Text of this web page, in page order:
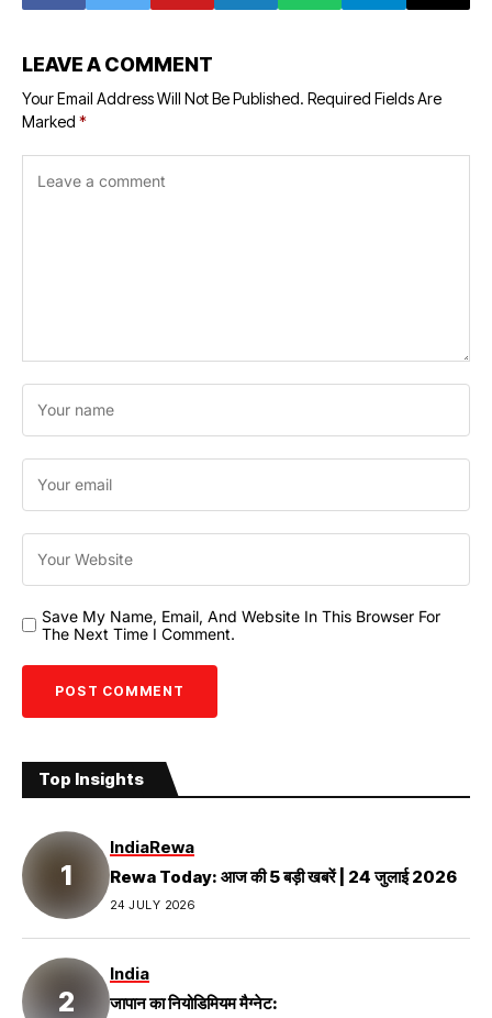
LEAVE A COMMENT
Your Email Address Will Not Be Published. Required Fields Are
Marked *
Save My Name, Email, And Website In This Browser For
The Next Time I Comment.
Top Insights
IndiaRewa
Rewa Today: आज की 5 बड़ी खबरें | 24 जुलाई 2026
24 JULY 2026
India
जापान का नियोडिमियम मैग्नेट: